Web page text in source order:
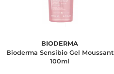
BIODERMA
Bioderma Sensibio Gel Moussant
100ml